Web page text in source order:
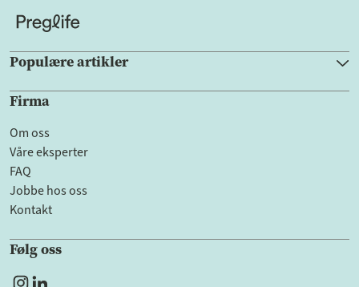
Populære artikler
Firma
Om oss
Våre eksperter
FAQ
Jobbe hos oss
Kontakt
Følg oss